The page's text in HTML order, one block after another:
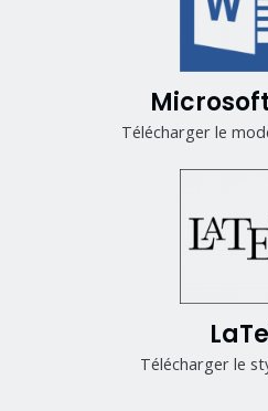
Télécharger le
Télécharger le